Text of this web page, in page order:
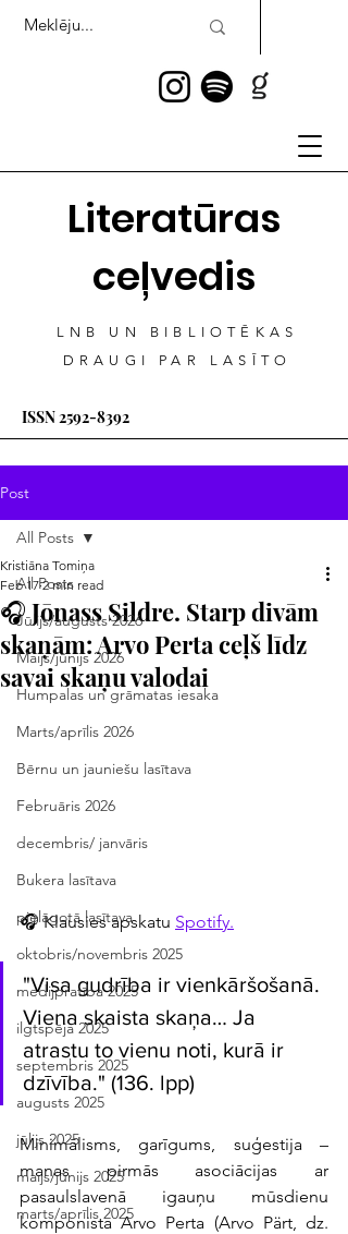
Literatūras
ceļvedis
LNB UN BIBLIOTĒKAS
DRAUGI PAR LASĪTO
ISSN2592-8392
Post
All Posts
Jūlijs/augusts 2026
Maijs/jūnijs 2026
Humpalas un grāmatas iesaka
Marts/aprīlis 2026
Bērnu un jauniešu lasītava
Februāris 2026
decembris/ janvāris
Bukera lasītava
pielāgotā lasītava
oktobris/novembris 2025
medijpratība 2025
ilgtspēja 2025
septembris 2025
augusts 2025
jūlijs 2025
maijs/jūnijs 2025
marts/aprīlis 2025
All Posts
🎧 Jōnass Sildre. Starp divām
skaņām: Arvo Perta ceļš līdz
savai skaņu valodai
Kristiāna Tomiņa
Feb 17 2 min read
🎧 Klausies apskatu Spotify.
"Visa gudrība ir vienkāršošanā.
Viena skaista skaņa… Ja
atrastu to vienu noti, kurā ir
dzīvība." (136. lpp)
Minimālisms, garīgums, suģestija –
manas pirmās asociācijas ar
pasaulslavenā igauņu mūsdienu
komponista Arvo Perta (Arvo Pärt, dz.